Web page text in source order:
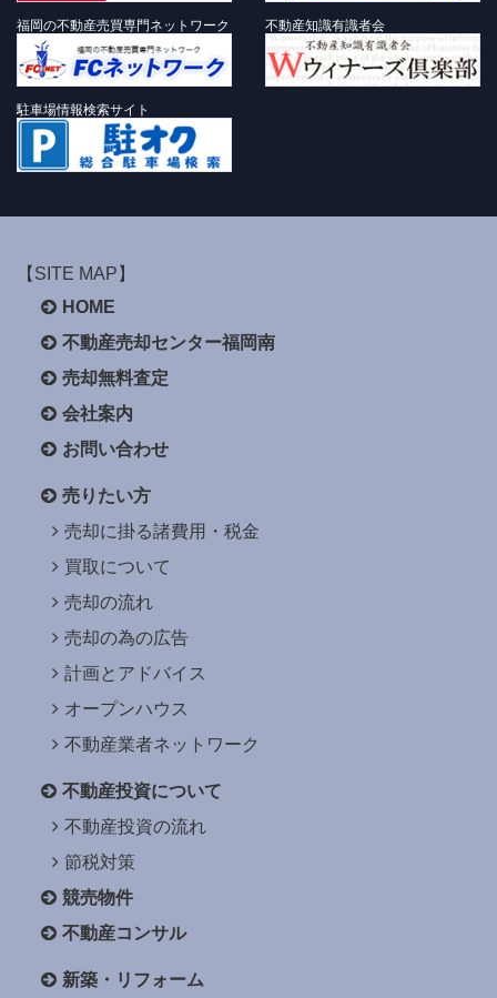
福岡の不動産売買専門ネットワーク 不動産知識有識者会
駐車場情報検索サイト
【SITE MAP】
HOME
不動産売却センター福岡南
売却無料査定
会社案内
お問い合わせ
売りたい方
売却に掛る諸費用・税金
買取について
売却の流れ
売却の為の広告
計画とアドバイス
オープンハウス
不動産業者ネットワーク
不動産投資について
不動産投資の流れ
節税対策
競売物件
不動産コンサル
新築・リフォーム